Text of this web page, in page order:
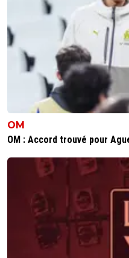
OM
OM : Accord trouvé pour